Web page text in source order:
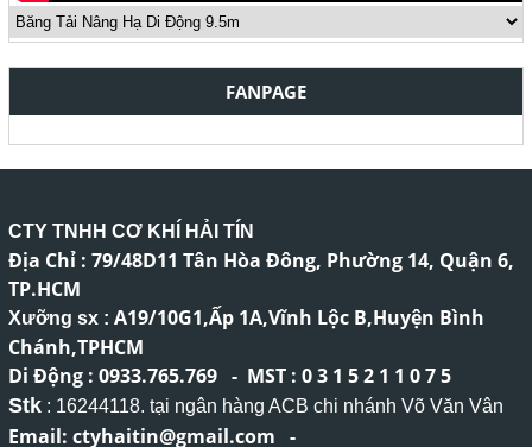
FANPAGE
CTY TNHH CƠ KHÍ HẢI TÍN
Địa Chỉ : 79/48D11 Tân Hòa Đông, Phường 14, Quận 6,
TP.HCM
Xưỡng sx : A19/10G1,Ấp 1A,Vĩnh Lộc B,Huyện Bình
Chánh,TPHCM
Di Động : 0933.765.769 - MST : 0 3 1 5 2 1 1 0 7 5
Stk: 16244118. tại ngân hàng ACB chi nhánh Võ Văn Vân
Email: ctyhaitin@gmail.com -